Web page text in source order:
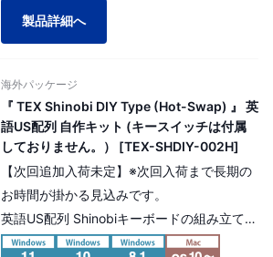
製品詳細へ
海外パッケージ
『 TEX Shinobi DIY Type (Hot-Swap) 』 英
語US配列 自作キット (キースイッチは付属
しておりません。） [TEX-SHDIY-002H]
【次回追加入荷未定】※次回入荷まで長期の
お時間が掛かる見込みです。
英語US配列 Shinobiキーボードの組み立てキ
ット！